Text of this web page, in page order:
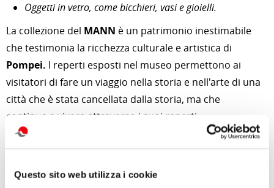
Questo sito web utilizza i cookie
Oggetti in vetro, come bicchieri, vasi e gioielli.
La collezione del MANN è un patrimonio inestimabile
che testimonia la ricchezza culturale e artistica di
Pompei. I reperti esposti nel museo permettono ai
visitatori di fare un viaggio nella storia e nell'arte di una
città che è stata cancellata dalla storia, ma che
continua a vivere attraverso i suoi reperti.
Alcune curiosità
Colosseoe laGalleria degli Uffizi.